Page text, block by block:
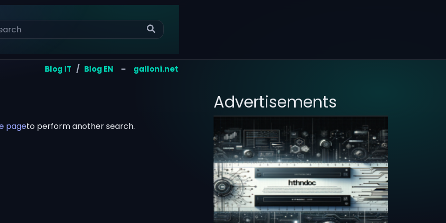
Blog IT / Blog EN – galloni.net
pageto perform another search.
Advertisements